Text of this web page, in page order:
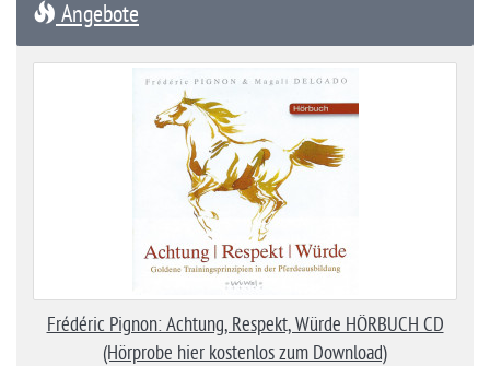
Angebote
Frédéric Pignon: Achtung, Respekt, Würde HÖRBUCH CD
(Hörprobe hier kostenlos zum Download)